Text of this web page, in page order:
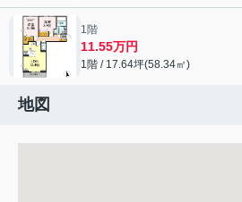
1階
11.55万円
1階 / 17.64坪(58.34㎡)
地図